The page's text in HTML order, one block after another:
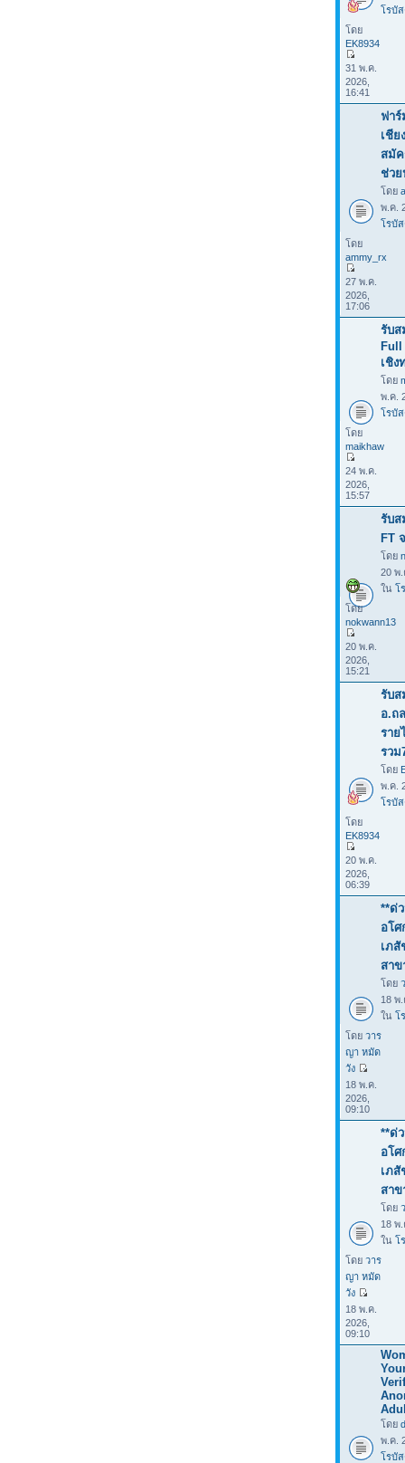
โรบั
โดย
EK8934
31 พ.ค.
2026,
16:41
ฟา
เชีย
สมัค
ช่วย
โดย
พ.ค.
โรบั
โดย
ammy_rx
27 พ.ค.
2026,
17:06
รับส
เชิง
โดย
พ.ค.
โรบั
โดย
maikhaw
24 พ.ค.
2026,
15:57
รับส
FT
โดย
20 พ.
ใน โ
โดย
nokwann13
20 พ.ค.
2026,
15:21
รับส
อ.ถ
ราย
รวม
โดย
พ.ค.
โรบั
โดย
EK8934
20 พ.ค.
2026,
06:39
**ด่
อโ
เภสั
สาข
โดย
18 พ
ใน โ
โดย วาร
ญา หมัด
วัง
18 พ.ค.
2026,
09:10
**ด่
อโ
เภสั
สาข
โดย
18 พ
ใน โ
โดย วาร
ญา หมัด
วัง
18 พ.ค.
2026,
09:10
โดย
พ.ค.
โรบั